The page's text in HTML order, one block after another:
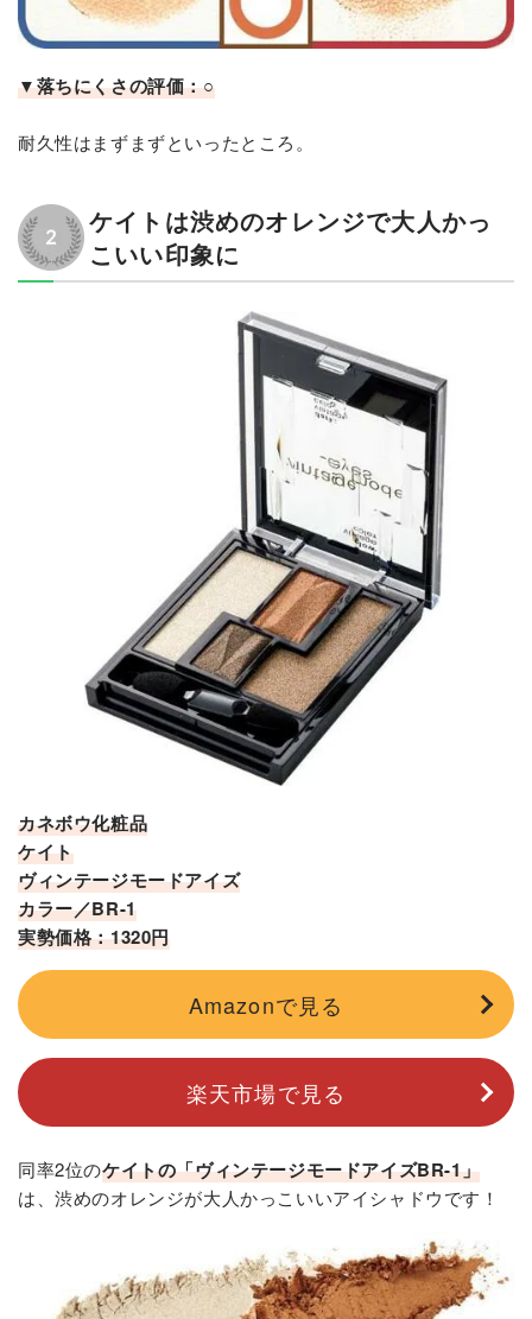
▼落ちにくさの評価：○
耐久性はまずまずといったところ。
ケイトは渋めのオレンジで大人かっ
こいい印象に
カネボウ化粧品
ケイト
ヴィンテージモードアイズ
カラー／BR-1
実勢価格：1320円
Amazonで見る
楽天市場で見る
同率2位のケイトの「ヴィンテージモードアイズBR-1」
は、渋めのオレンジが大人かっこいいアイシャドウです！